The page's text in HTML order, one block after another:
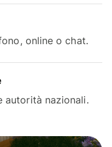
online o chat.
autorità nazionali.